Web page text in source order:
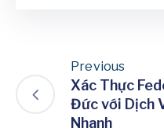
Previous
Xác Thực
Đức với Dịch
Nhanh